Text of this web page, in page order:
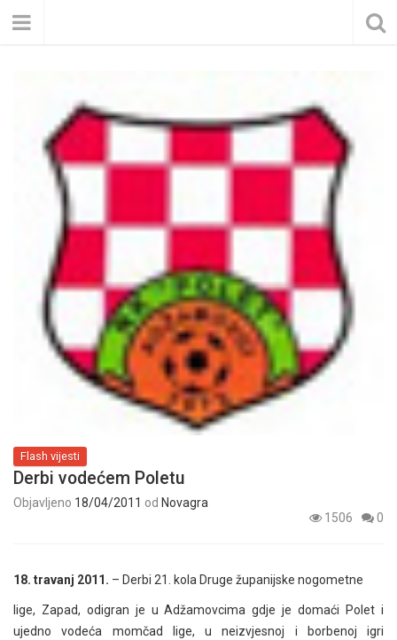
Flash vijesti
Derbi vodećem Poletu
Objavljeno 18/04/2011 od Novagra
1506
0
18. travanj 2011. – Derbi 21. kola Druge županijske nogometne
lige, Zapad, odigran je u Adžamovcima gdje je domaći Polet i
ujedno vodeća momčad lige, u neizvjesnoj i borbenoj igri